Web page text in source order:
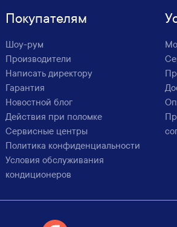
Покупателям
Шоу-рум
Производители
Написать директору
Гарантия
Новостной блог
Действия при поломке
Сервисные центры
Политика конфиденциальности
Условия обслуживания
кондиционеров